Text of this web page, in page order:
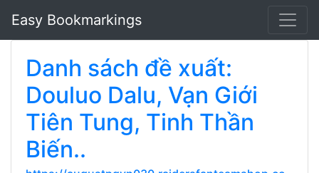
Easy Bookmarkings
Danh sách đề xuất:
Douluo Dalu, Vạn Giới
Tiên Tung, Tinh Thần
Biến..